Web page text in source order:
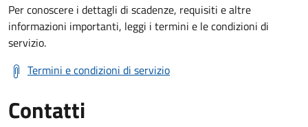
Per conoscere i dettagli di scadenze, requisiti e altre
informazioni importanti, leggi i termini e le condizioni di
servizio.
Termini e condizioni di servizio
Contatti